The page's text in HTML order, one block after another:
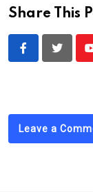
Share This
Leave a